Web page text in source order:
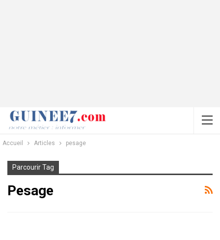
Accueil Articles pesage
Parcourir Tag
Pesage